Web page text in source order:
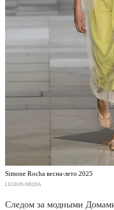
Simone Rocha весна-лето 2025
LEGION-MEDIA
Следом за модными